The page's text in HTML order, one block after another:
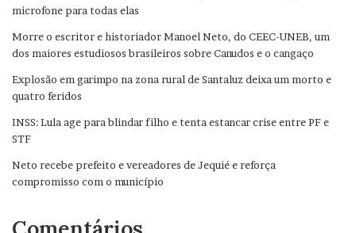
microfone para todas elas
Morre o escritor e historiador Manoel Neto, do CEEC-UNEB, um
dos maiores estudiosos brasileiros sobre Canudos e o cangaço
Explosão em garimpo na zona rural de Santaluz deixa um morto e
quatro feridos
INSS: Lula age para blindar filho e tenta estancar crise entre PF e
STF
Neto recebe prefeito e vereadores de Jequié e reforça
compromisso com o município